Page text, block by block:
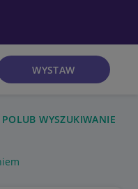
WYSTAW
POLUB WYSZUKIWANIE
wskazówkę